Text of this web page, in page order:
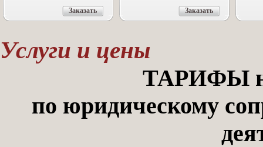
Заказать Заказать
Услуги и цены
ТАРИФЫ
по юридическому